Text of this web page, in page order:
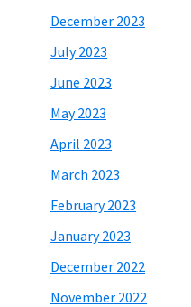
December 2023
July 2023
June 2023
May 2023
April 2023
March 2023
February 2023
January 2023
December 2022
November 2022